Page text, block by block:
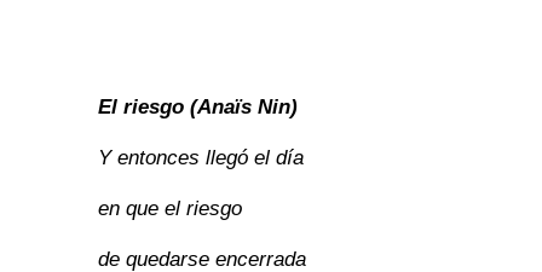
El riesgo (Anaïs Nin)
Y entonces llegó el día
en que el riesgo
de quedarse encerrada